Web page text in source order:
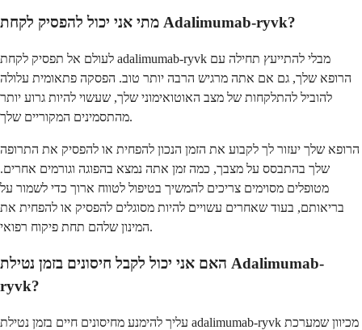
מתי אני יכול להפסיק לקחת Adalimumab-ryvk?
לעולם אל תפסיק לקחת adalimumab-ryvk מבלי להתייעץ תחילה עם
הרופא שלך, גם אם אתה מרגיש הרבה יותר טוב. הפסקה פתאומית עלולה
להוביל להתלקחות של מצב האוטואימוני שלך, שעשוי להיות גרוע יותר
מהתסמינים המקוריים שלך.
הרופא שלך יעזור לך לקבוע את הזמן הנכון להפחית או להפסיק את התרופה
שלך בהתבסס על מצבך, כמה זמן אתה נמצא בהפוגה וגורמים אחרים.
מטופלים מסוימים צריכים להמשיך בטיפול לטווח ארוך כדי לשמור על
בריאותם, בעוד שאחרים עשויים להיות מסוגלים להפסיק או להפחית את
המינון שלהם תחת פיקוח רפואי.
האם אני יכול לקבל חיסונים בזמן נטילת Adalimumab-
ryvk?
עליך להימנע מחיסונים חיים בזמן נטילת adalimumab-ryvk מכיוון שמערכת